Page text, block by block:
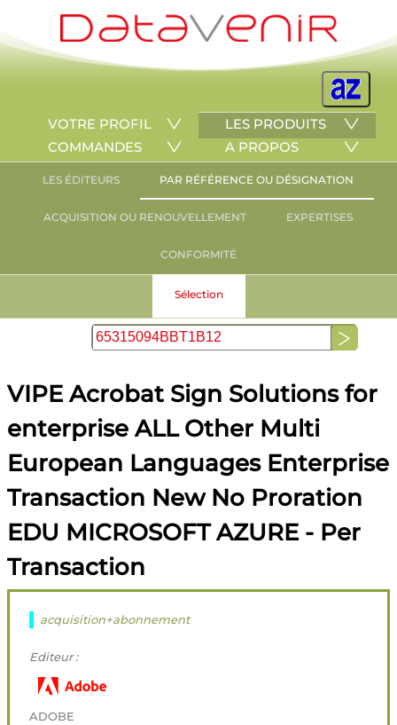
VOTRE PROFIL
LES PRODUITS
COMMANDES
A PROPOS
LES ÉDITEURS PAR RÉFÉRENCE OU DÉSIGNATION
ACQUISITION OU RENOUVELLEMENT EXPERTISES
CONFORMITÉ
Sélection
VIPE Acrobat Sign Solutions for
enterprise ALL Other Multi
European Languages Enterprise
Transaction New No Proration
EDU MICROSOFT AZURE - Per
Transaction
acquisition+abonnement
Editeur :
ADOBE